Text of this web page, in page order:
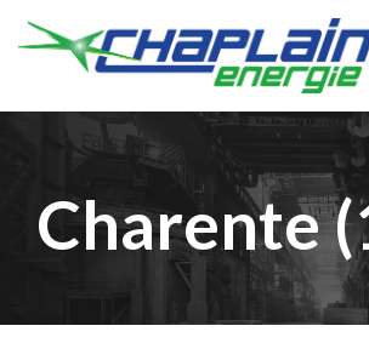
Charente